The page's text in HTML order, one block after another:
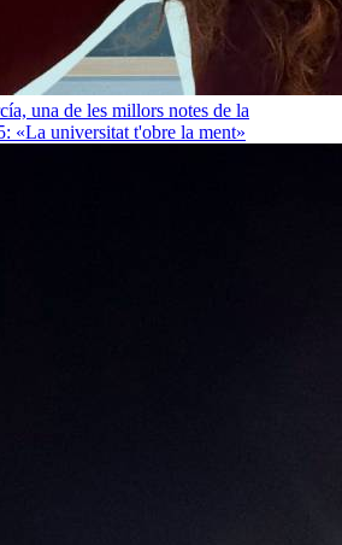
una de les millors notes de la
«La universitat t'obre la ment»